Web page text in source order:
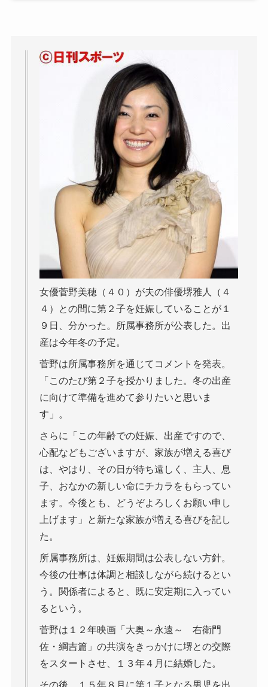
女優菅野美穂（４０）が夫の俳優堺雅人（４
４）との間に第２子を妊娠していることが１
９日、分かった。所属事務所が公表した。出
産は今年冬の予定。
菅野は所属事務所を通じてコメントを発表。
「このたび第２子を授かりました。冬の出産
に向けて準備を進めて参りたいと思いま
す」。
さらに「この年齢での妊娠、出産ですので、
心配などもございますが、家族が増える喜び
は、やはり、その日が待ち遠しく、主人、息
子、おなかの新しい命にチカラをもらってい
ます。今後とも、どうぞよろしくお願い申し
上げます」と新たな家族が増える喜びを記し
た。
所属事務所は、妊娠期間は公表しない方針。
今後の仕事は体調と相談しながら続けるとい
う。関係者によると、既に安定期に入ってい
るという。
菅野は１２年映画「大奥～永遠～ 右衛門
佐・綱吉篇」の共演をきっかけに堺との交際
をスタートさせ、１３年４月に結婚した。